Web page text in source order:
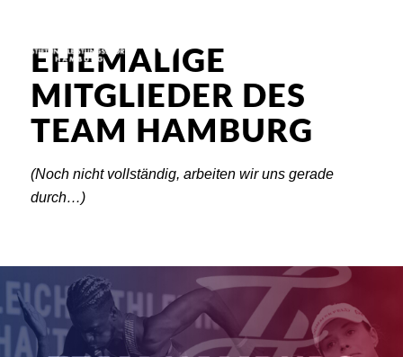
EHEMALIGE
MITGLIEDER DES
TEAM HAMBURG
(Noch nicht vollständig, arbeiten wir uns gerade
durch…)